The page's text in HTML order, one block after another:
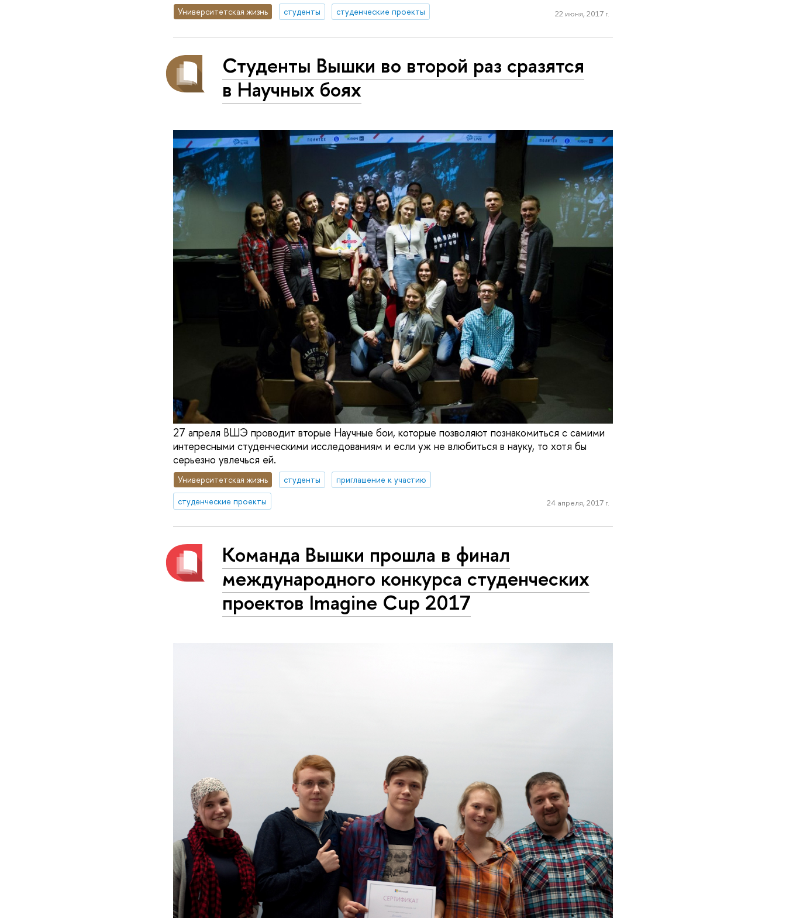
Университетская жизнь студенты студенческие проекты 22 июня, 2017 г.
Студенты Вышки во второй раз сразятся
в Научных боях
27 апреля ВШЭ проводит вторые Научные бои, которые позволяют познакомиться с самими
интересными студенческими исследованиям и если уж не влюбиться в науку, то хотя бы
серьезно увлечься ей.
Университетская жизнь студенты
приглашение к участию
студенческие проекты
24 апреля, 2017 г.
Команда Вышки прошла в финал
международного конкурса студенческих
проектов Imagine Cup 2017